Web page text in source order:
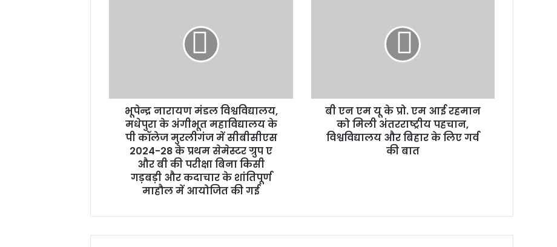
के
कॉलेज
मुरलीगंज
2024-
ग्रुप
भूपेन्द्र नारायण मंडल विश्वविद्यालय,
मधेपुरा के अंगीभूत महाविद्यालय के
पी कॉलेज मुरलीगंज में सीबीसीएस
2024-28 के प्रथम सेमेस्टर ग्रुप ए
और बी की परीक्षा बिना किसी
गड़बड़ी और कदाचार के शांतिपूर्ण
माहौल में आयोजित की गई
रहमान
अंतरराष्ट्रीय
की
बी एन एम यू के प्रो. एम आई रहमान
को मिली अंतरराष्ट्रीय पहचान,
विश्वविद्यालय और बिहार के लिए गर्व
की बात